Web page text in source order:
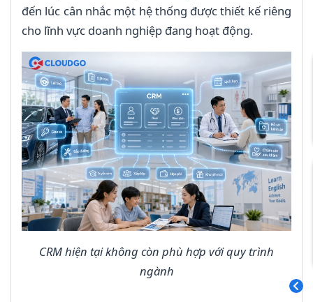
đến lúc cân nhắc một hệ thống được thiết kế riêng
cho lĩnh vực doanh nghiệp đang hoạt động.
CRM hiện tại không còn phù hợp với quy trình
ngành